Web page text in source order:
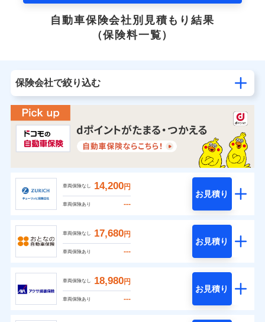
自動車保険会社別見積もり結果
（保険料一覧）
保険会社で絞り込む
車両保険なし 14,200円
車両保険あり ---
お見積り
車両保険なし 17,680円
車両保険あり ---
お見積り
車両保険なし 18,980円
車両保険あり ---
お見積り